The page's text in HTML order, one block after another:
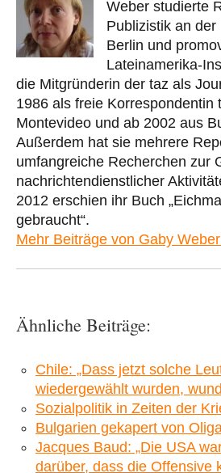
Weber studierte
Publizistik an
Berlin und
Lateinamerika-
die Mitgründerin der taz als
1986 als freie Korrespondentin
Montevideo und ab 2002 aus
Außerdem hat sie mehrere
umfangreiche Recherchen zur
nachrichtendienstlicher
2012 erschien ihr Buch
gebraucht“.
Mehr Beiträge von Gaby
Ähnliche Beiträge:
Chile: „Dass jetzt solche
wiedergewählt wurden,
Sozialpolitik in Zeiten der
Bulgarien gekapert von
Jacques Baud: „Die USA
darüber, dass die Offensive